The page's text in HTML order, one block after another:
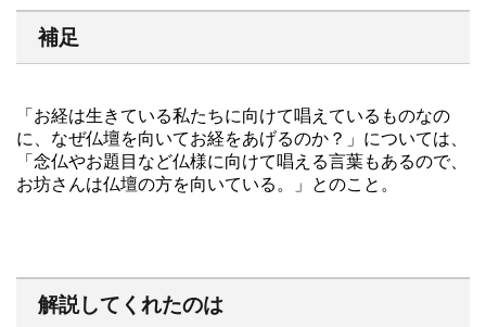
補足
「お経は生きている私たちに向けて唱えているものなの
に、なぜ仏壇を向いてお経をあげるのか？」については、
「念仏やお題目など仏様に向けて唱える言葉もあるので、
お坊さんは仏壇の方を向いている。」とのこと。
解説してくれたのは